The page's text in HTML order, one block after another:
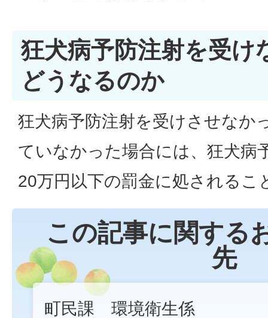
狂犬病予防注射を受け
どうなるのか
狂犬病予防注射を受けさせなか
ていなかった場合には、狂犬病
20万円以下の罰金に処されるこ
この記事に関する
先
町民課 環境衛生係